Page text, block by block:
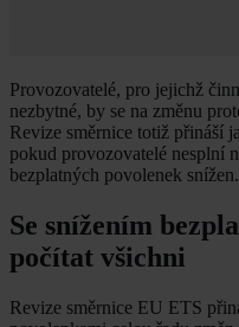
Provozovatelé, pro jejichž
nezbytné, by se na změnu
Revize směrnice totiž přináší
pokud provozovatelé nesplní
bezplatných povolenek snížen.
Se snížením
počítat všichni
Revize směrnice EU ETS